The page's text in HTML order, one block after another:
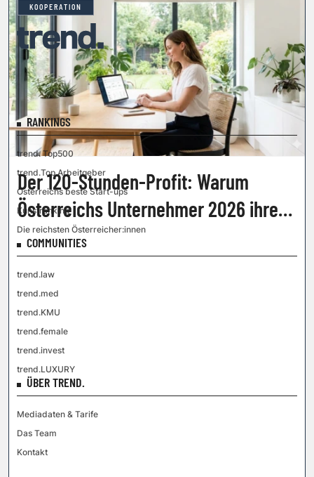
KOOPERATION
Der 120-Stunden-Profit: Warum
Österreichs Unternehmer 2026 ihre
Zeit zurückfordern
RANKINGS
trend. Top500
trend.Top Arbeitgeber
Österreichs beste Start-ups
Kunstranking
Die reichsten Österreicher:innen
COMMUNITIES
trend.law
trend.med
trend.KMU
trend.female
trend.invest
trend.LUXURY
ÜBER TREND.
Mediadaten & Tarife
Das Team
Kontakt